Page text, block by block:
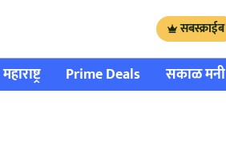
सबस्क्राईब
महाराष्ट्र Prime Deals सकाळ मनी